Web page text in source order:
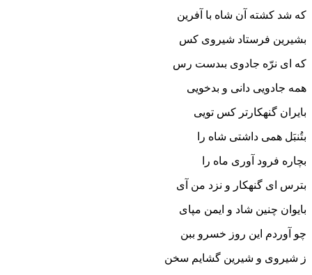
که شد کشته آن شاه با آفرین‏
بشیرین فرستاد شیروى کس
که اى نرّه جادوى بى‏دست رس‏
همه جادویى دانى و بدخویى
بایران گنهکارتر کس تویى‏
بتُنبَل همى داشتى شاه را
بچاره فرود آورى ماه را
بترس اى گنهکار و نزد من آى
بایوان چنین شاد و ایمن مپاى‏
چو آوردم این روز خسرو ببن
ز شیروى و شیرین گشایم سخن‏